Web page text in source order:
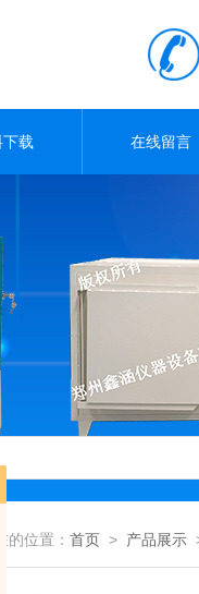
下载 在线留言
的位置： 首页 > 产品展示